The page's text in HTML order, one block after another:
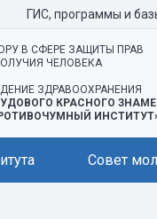
ГИС, программы и
В СФЕРЕ ЗАЩИТЫ ПРАВ
ЧЕЛОВЕКА
ЗДРАВООХРАНЕНИЯ
КРАСНОГО
Совет